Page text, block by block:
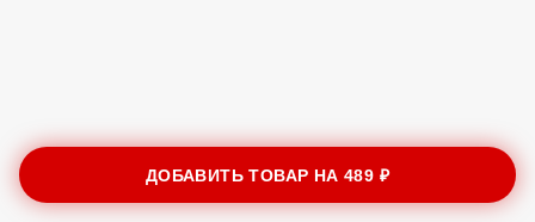
ДОБАВИТЬ ТОВАР НА489 ₽